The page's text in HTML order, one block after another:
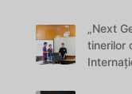
„Next
tinerilor